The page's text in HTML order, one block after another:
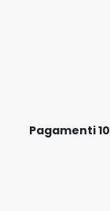
Pagamenti